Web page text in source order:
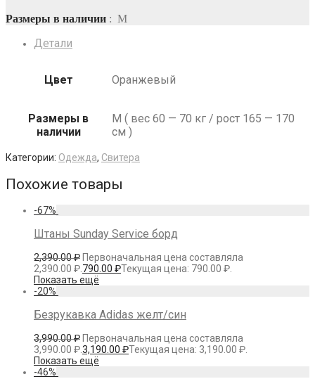
Размеры в наличии : M
Детали
Цвет Оранжевый
Размеры в
наличии
M ( вес 60 — 70 кг / рост 165 — 170
см )
Категории: Одежда, Свитера
Похожие товары
-67%
Штаны Sunday Service борд
2,390.00₽ Первоначальная цена составляла
2,390.00 ₽. 790.00 ₽Текущая цена: 790.00 ₽.
Показать ещё
-20%
Безрукавка Adidas желт/син
3,990.00₽ Первоначальная цена составляла
3,990.00 ₽.3,190.00 ₽Текущая цена: 3,190.00 ₽.
Показать ещё
-46%